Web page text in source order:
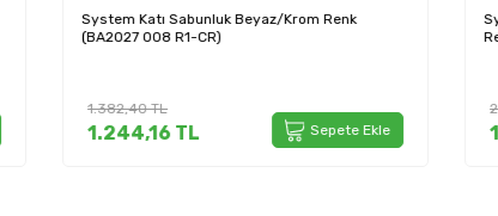
System Tezgah Üstü Sıvı Sabunluk Siyah Krom
Renk (BA2007 006 R2-CR)
2.066,40TL
1.859,76TL Sepete Ekle